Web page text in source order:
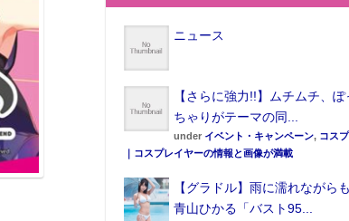
ニュース
【さらに強力!!】ムチムチ、ぽ
ちゃりがテーマの同...
under イベント・キャンペーン, コス
｜コスプレイヤーの情報と画像が満載
【グラドル】雨に濡れながらも
青山ひかる「バスト95...